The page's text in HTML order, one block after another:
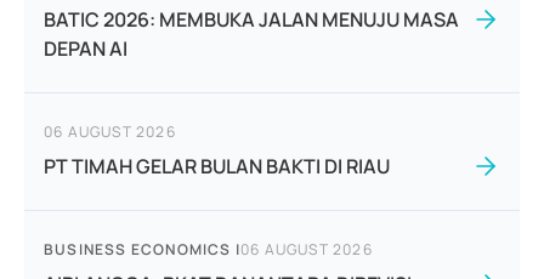
BATIC 2026: MEMBUKA JALAN MENUJU MASA
DEPAN AI
06 AUGUST 2026
PT TIMAH GELAR BULAN BAKTI DI RIAU
BUSINESS ECONOMICS |06 AUGUST 2026